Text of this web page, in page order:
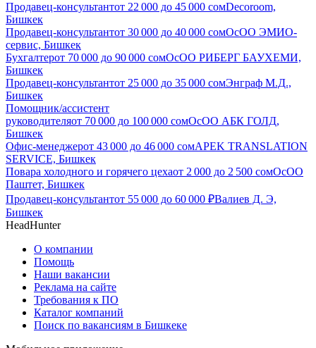
Продавец-консультантот 22 000 до 45 000 сомDecoroom,
Бишкек
Продавец-консультантот 30 000 до 40 000 сомОсОО ЭМИО-
сервис, Бишкек
Бухгалтерот 70 000 до 90 000 сомОсОО РИБЕРГ БАУХЕМИ,
Бишкек
Продавец-консультантот 25 000 до 35 000 сомЭнграф М.Д.,
Бишкек
Помощник/ассистент
руководителяот 70 000 до 100 000 сомОсОО АБК ГОЛД,
Бишкек
Офис-менеджерот 43 000 до 46 000 сомAPEK TRANSLATION
SERVICE, Бишкек
Повара холодного и горячего цехаот 2 000 до 2 500 сомОсОО
Паштет, Бишкек
Продавец-консультантот 55 000 до 60 000 ₽Валиев Д. Э,
Бишкек
HeadHunter
О компании
Помощь
Наши вакансии
Реклама на сайте
Требования к ПО
Каталог компаний
Поиск по вакансиям в Бишкеке